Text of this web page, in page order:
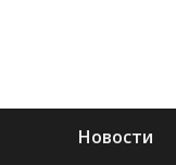
Новости